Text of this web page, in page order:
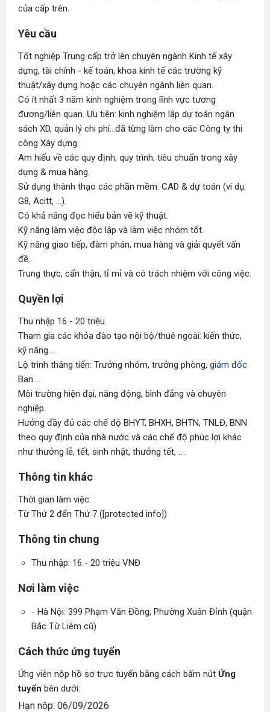
của cấp trên.
Yêu cầu
Tốt nghiệp Trung cấp trở lên chuyên ngành Kinh tế xây
dựng, tài chính - kế toán, khoa kinh tế các trường kỹ
thuật/xây dựng hoặc các chuyên ngành liên quan.
Có ít nhất 3 năm kinh nghiệm trong lĩnh vực tương
đương/liên quan. Ưu tiên: kinh nghiệm lập dự toán ngân
sách XD, quản lý chi phí...đã từng làm cho các Công ty thi
công Xây dựng.
Am hiểu về các quy định, quy trình, tiêu chuẩn trong xây
dựng & mua hàng.
Sử dụng thành thạo các phần mềm: CAD & dự toán (ví dụ:
G8, Acitt, ...).
Có khả năng đọc hiểu bản vẽ kỹ thuật.
Kỹ năng làm việc độc lập và làm việc nhóm tốt.
Kỹ năng giao tiếp, đàm phán, mua hàng và giải quyết vấn
đề.
Trung thực, cẩn thận, tỉ mỉ và có trách nhiệm với công việc.
Quyền lợi
Thu nhập 16 - 20 triệu.
Tham gia các khóa đào tạo nội bộ/thuê ngoài: kiến thức,
kỹ năng....
Lộ trình thăng tiến: Trưởng nhóm, trưởng phòng, giám đốc
Ban....
Môi trường hiện đại, năng động, bình đẳng và chuyên
nghiệp.
Hưởng đầy đủ các chế độ BHYT, BHXH, BHTN, TNLĐ, BNN
theo quy định của nhà nước và các chế độ phúc lợi khác
như thưởng lễ, tết, sinh nhật, thưởng tết, ....
Thông tin khác
Thời gian làm việc:
Từ Thứ 2 đến Thứ 7 ([protected info])
Thông tin chung
Thu nhập: 16 - 20 triệu VNĐ
Nơi làm việc
- Hà Nội: 399 Phạm Văn Đồng, Phường Xuân Đỉnh (quận
Bắc Từ Liêm cũ)
Cách thức ứng tuyển
Ứng viên nộp hồ sơ trực tuyến bằng cách bấm nút Ứng
tuyển bên dưới:
Hạn nộp: 06/09/2026